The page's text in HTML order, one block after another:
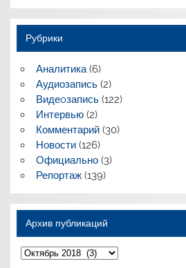
Рубрики
Аналитика(6)
Аудиозапись(2)
Видеoзапись(122)
Интервью(2)
Комментарий(30)
Новости(126)
Официально(3)
Репортаж(139)
Архив публикаций
Архив
публикаций